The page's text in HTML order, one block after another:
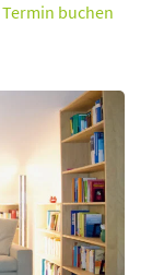
Termin buchen